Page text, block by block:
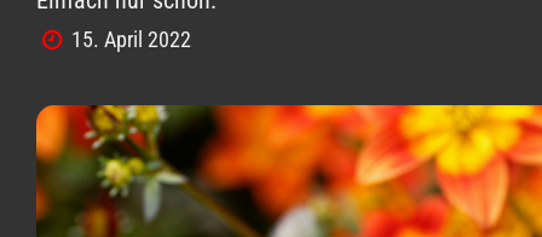
15. April 2022